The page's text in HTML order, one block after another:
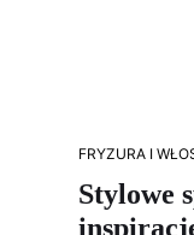
FRYZURA I
Stylowe